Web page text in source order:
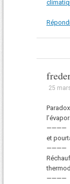
25
————
et
————
————